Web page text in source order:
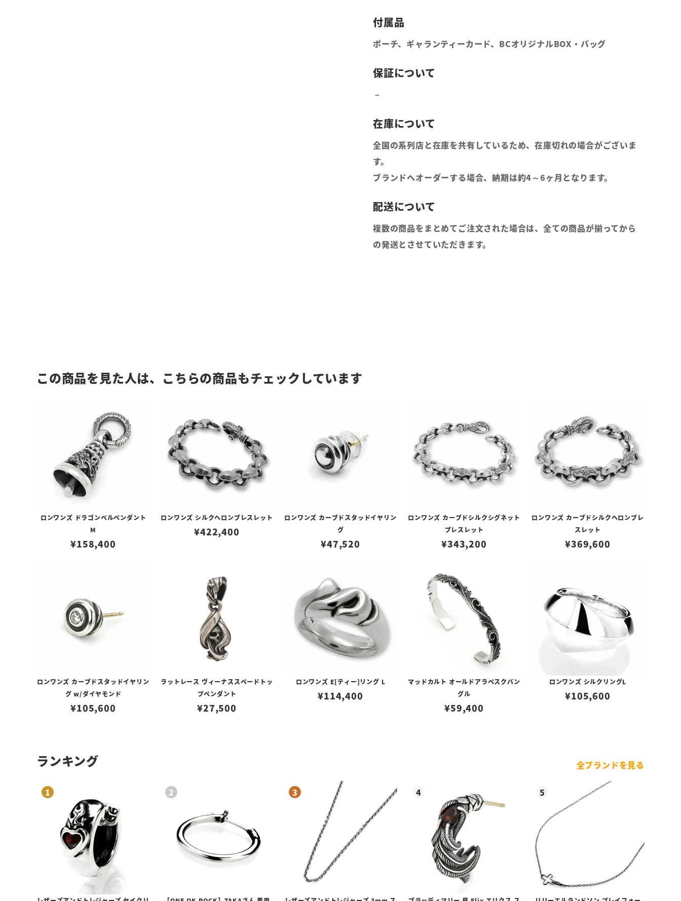
ポーチ、ギャランティーカード、BCオリジナルBOX・バッグ
全国の系列店と在庫を共有しているため、在庫切れの場合がございま
す。
ブランドへオーダーする場合、納期は約4～6ヶ月となります。
複数の商品をまとめてご注文された場合は、全ての商品が揃ってから
の発送とさせていただきます。
この商品を見た人は、こちらの商品もチェックしています
ロンワンズ ドラゴンベルペンダント
M
¥158,400
ロンワンズ シルクヘロンブレスレット
¥422,400
ロンワンズ カーブドスタッドイヤリン
グ
¥47,520
ロンワンズ カーブドシルクシグネット
ブレスレット
¥343,200
ロンワンズ カーブドシルクヘロンブレ
スレット
¥369,600
ロンワンズ カーブドスタッドイヤリン
グ w/ダイヤモンド
¥105,600
ラットレース ヴィーナススペードトッ
プペンダント
¥27,500
ロンワンズ E[ティー]リング L
¥114,400
マッドカルト オールドアラベスクバン
グル
¥59,400
ロンワンズ シルクリングL
¥105,600
ランキング 全ブランドを見る